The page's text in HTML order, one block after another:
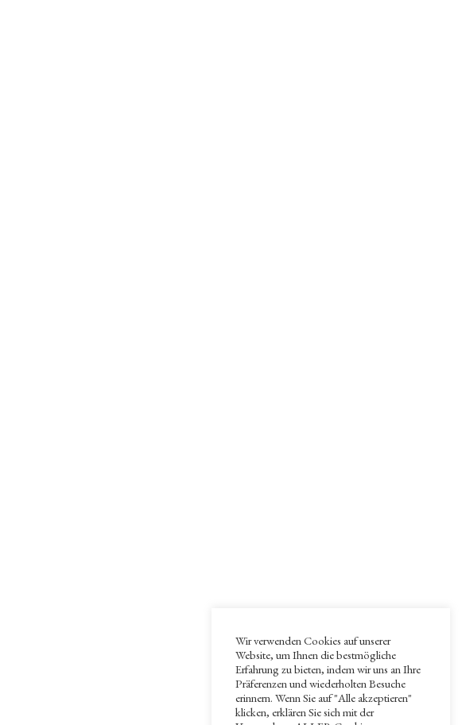
Wir verwenden Cookies auf unserer
Website, um Ihnen die bestmögliche
Erfahrung zu bieten, indem wir uns an Ihre
Präferenzen und wiederholten Besuche
erinnern. Wenn Sie auf "Alle akzeptieren"
klicken, erklären Sie sich mit der